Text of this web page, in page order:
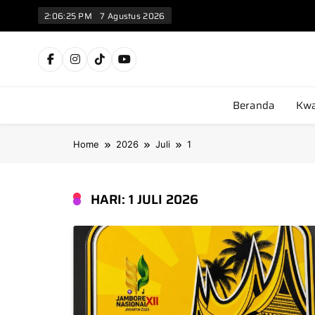
2:06:25 PM 7 Agustus 2026
Beranda
Home 2026 Juli 1
HARI: 1 JULI 2026